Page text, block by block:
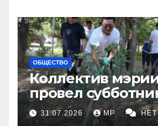
ОБЩЕСТВО
Коллектив
провел
31.07.2026 MP